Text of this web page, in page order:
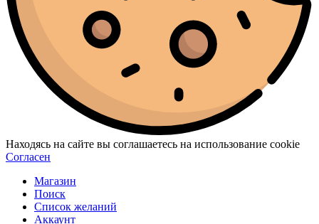
Находясь на сайте вы соглашаетесь на использование cookie
Согласен
Магазин
Поиск
Список желаний
Аккаунт